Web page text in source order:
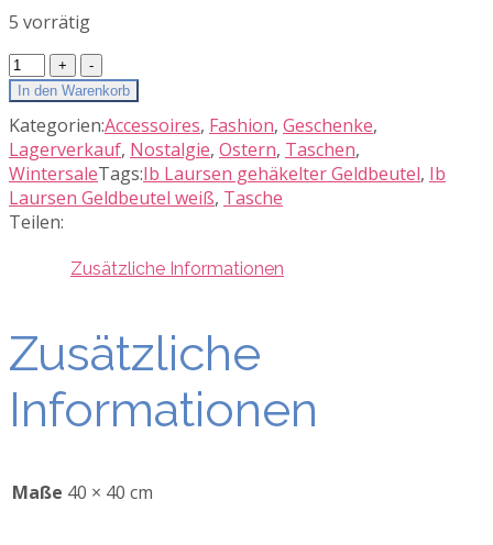
5 vorrätig
Ib
Laursen
Geldbeutel
gelb
groß
Menge
In den Warenkorb
Kategorien:Accessoires, Fashion, Geschenke,
Lagerverkauf, Nostalgie, Ostern, Taschen,
WintersaleTags:Ib Laursen gehäkelter Geldbeutel, Ib
Laursen Geldbeutel weiß, Tasche
Teilen:
Zusätzliche Informationen
Zusätzliche
Informationen
Maße 40 × 40 cm